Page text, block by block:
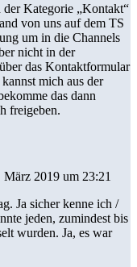
der Kategorie „Kontakt“
von uns auf dem TS
um in die Channels
nicht in der
das Kontaktformular
mich aus der
das dann
freigeben.
März 2019 um 23:21
Ja sicher kenne ich /
jeden, zumindest bis
wurden. Ja, es war